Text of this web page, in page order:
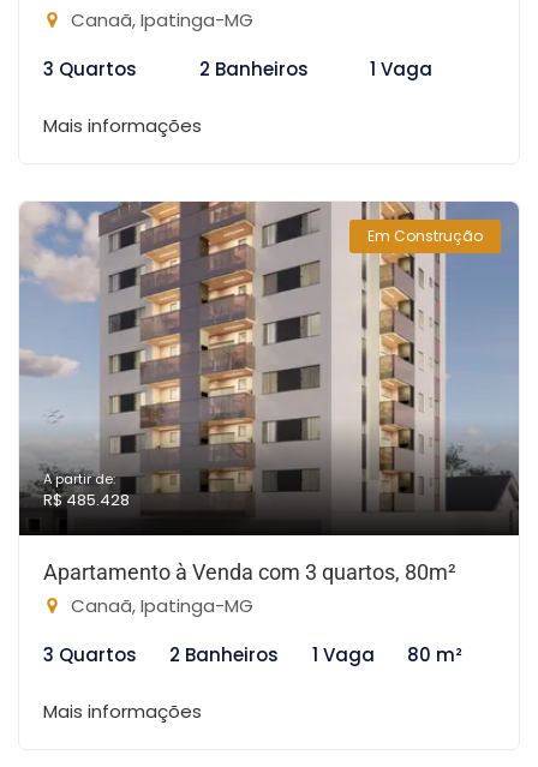
Canaã, Ipatinga-MG
3 Quartos
2 Banheiros 1 Vaga
Mais informações
Em Construção
A partir de:
R$ 485.428
Apartamento à Venda com 3 quartos, 80m²
Canaã, Ipatinga-MG
3 Quartos
2 Banheiros 1 Vaga 80 m²
Mais informações